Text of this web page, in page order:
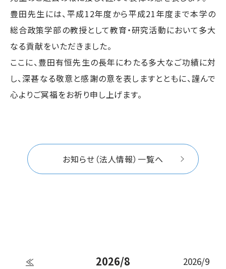
豊田先生には、平成12年度から平成21年度まで本学の
総合政策学部の教授として教育・研究活動において多大
なる貢献をいただきました。
ここに、豊田有恒先生の長年にわたる多大なご功績に対
し、深甚なる敬意と感謝の意を表しますとともに、謹んで
心よりご冥福をお祈り申し上げます。
お知らせ（法人情報）一覧へ
≪ 2026/8 2026/9